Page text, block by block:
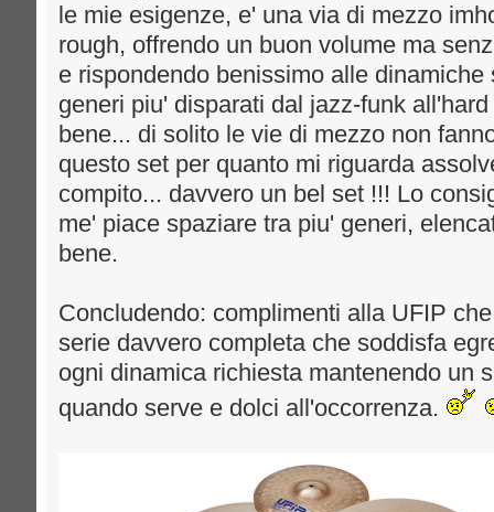
le mie esigenze, e' una via di mezzo
rough, offrendo un buon volume ma
e rispondendo benissimo alle
generi piu' disparati dal jazz-funk
bene... di solito le vie di mezzo non
questo set per quanto mi riguarda
compito... davvero un bel set !!! Lo
me' piace spaziare tra piu' generi,
bene.
Concludendo: complimenti alla UFIP
serie davvero completa che soddisfa
ogni dinamica richiesta mantenendo un
quando serve e dolci all'occorrenza.